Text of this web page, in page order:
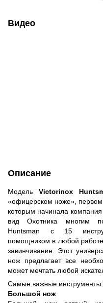
Видео
Описание
Модель Victorinox
«офицерском ноже»,
которым начинала
вид Охотника многим
Huntsman с 15
помощником в любой
завинчивание. Этот
нож предлагает все
может мечтать любой
Самые важные инструменты:
Большой нож